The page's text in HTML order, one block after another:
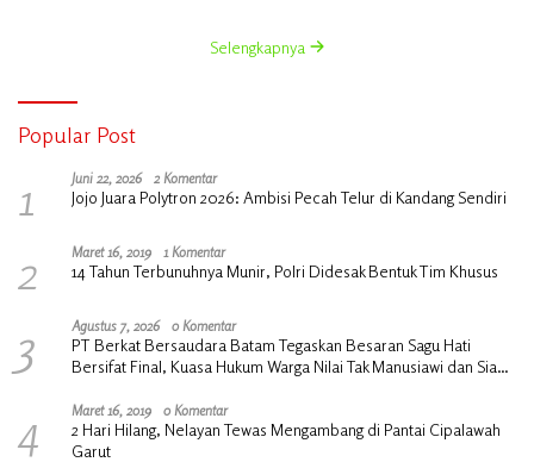
Selengkapnya
Popular Post
1 Juni 22, 2026 2 Komentar
Jojo Juara Polytron 2026: Ambisi Pecah Telur di Kandang Sendiri
2 Maret 16, 2019 1 Komentar
14 Tahun Terbunuhnya Munir, Polri Didesak Bentuk Tim Khusus
3 Agustus 7, 2026 0 Komentar
PT Berkat Bersaudara Batam Tegaskan Besaran Sagu Hati
Bersifat Final, Kuasa Hukum Warga Nilai Tak Manusiawi dan Siap
4 Maret 16, 2019 0 Komentar
2 Hari Hilang, Nelayan Tewas Mengambang di Pantai Cipalawah
Garut